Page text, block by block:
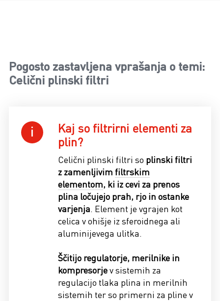
Pogosto zastavljena vprašanja o temi:
Celični plinski filtri
Kaj so filtrirni elementi za
plin?
Celični plinski filtri so plinski filtri
z zamenljivim filtrskim
elementom, ki iz cevi za prenos
plina ločujejo prah, rjo in ostanke
varjenja. Element je vgrajen kot
celica v ohišje iz sferoidnega ali
aluminijevega ulitka.
Ščitijo regulatorje, merilnike in
kompresorjev sistemih za
regulacijo tlaka plina in merilnih
sistemih ter so primerni za pline v